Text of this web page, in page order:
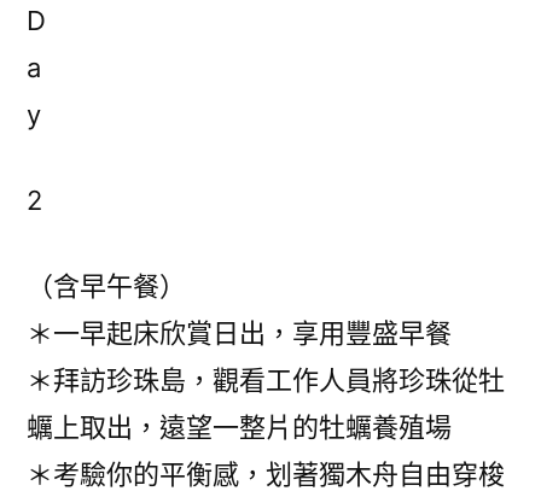
D
a
y
2
（含早午餐）
＊一早起床欣賞日出，享用豐盛早餐
＊拜訪珍珠島，觀看工作人員將珍珠從牡
蠣上取出，遠望一整片的牡蠣養殖場
＊考驗你的平衡感，划著獨木舟自由穿梭